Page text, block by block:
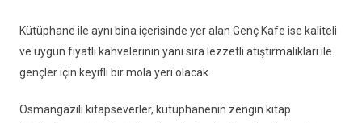
Kütüphane ile aynı bina içerisinde yer alan Genç Kafe ise kaliteli
ve uygun fiyatlı kahvelerinin yanı sıra lezzetli atıştırmalıkları ile
gençler için keyifli bir mola yeri olacak.
Osmangazili kitapseverler, kütüphanenin zengin kitap